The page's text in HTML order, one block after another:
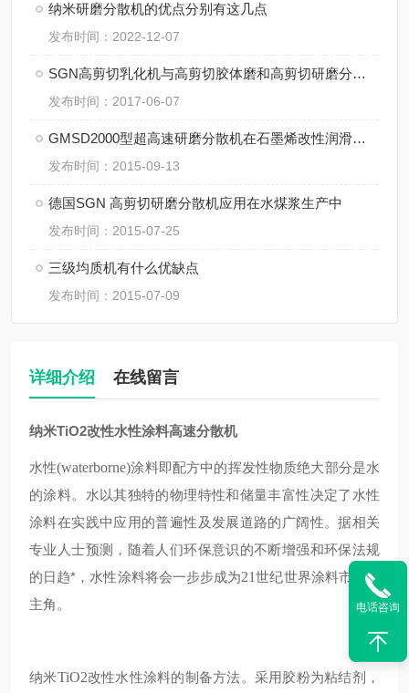
纳米研磨分散机的优点分别有这几点
发布时间：2022-12-07
SGN高剪切乳化机与高剪切胶体磨和高剪切研磨分散机的区别
发布时间：2017-06-07
GMSD2000型超高速研磨分散机在石墨烯改性润滑油中的应用
发布时间：2015-09-13
德国SGN 高剪切研磨分散机应用在水煤浆生产中
发布时间：2015-07-25
三级均质机有什么优缺点
发布时间：2015-07-09
详细介绍 在线留言
纳米TiO2改性水性涂料高速分散机
水性(waterborne)涂料即配方中的挥发性物质绝大部分是水
的涂料。水以其独特的物理特性和储量丰富性决定了水性
涂料在实践中应用的普遍性及发展道路的广阔性。据相关
专业人士预测，随着人们环保意识的不断增强和环保法规
的日趋*，水性涂料将会一步步成为21世纪世界涂料市场的
主角。
纳米TiO2改性水性涂料的制备方法。采用胶粉为粘结剂，
电话咨询